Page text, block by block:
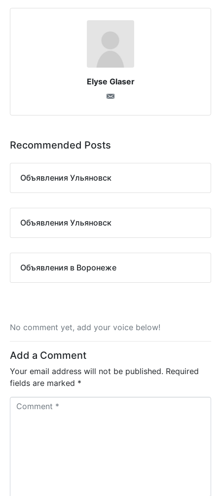
Elyse Glaser
Recommended Posts
Объявления Ульяновск
Объявления Ульяновск
Объявления в Воронеже
No comment yet, add your voice below!
Add a Comment
Your email address will not be published. Required
fields are marked *